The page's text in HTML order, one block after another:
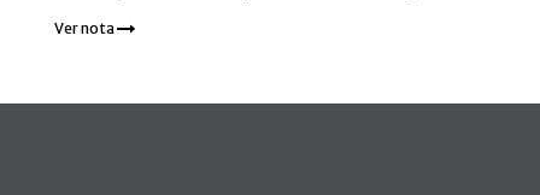
Ver nota